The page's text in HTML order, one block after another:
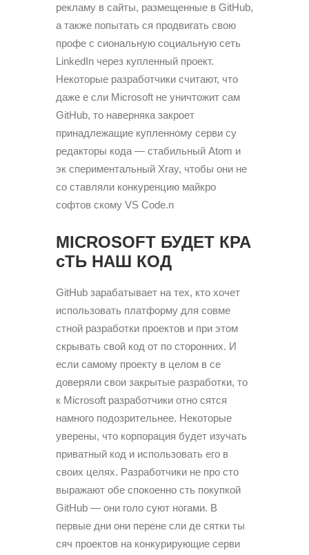
рекламу в сайты, размещенные в GitHub,
а также попытать ся продвигать свою
профе с сиональную социальную сеть
LinkedIn через купленный проект.
Некоторые разработчики считают, что
даже е сли Microsoft не уничтожит сам
GitHub, то наверняка закроет
принадлежащие купленному серви су
редакторы кода — стабильный Atom и
эк спериментальный Xray, чтобы они не
со ставляли конкуренцию майкро
софтов скому VS Code.n
MICROSOFT БУДЕТ КРА
сТЬ НАШ КОД
GitHub зарабатывает на тех, кто хочет
использовать платформу для совме
стной разработки проектов и при этом
скрывать свой код от по сторонних. И
если самому проекту в целом в се
доверяли свои закрытые разработки, то
к Microsoft разработчики отно сятся
намного подозрительнее. Некоторые
уверены, что корпорация будет изучать
приватный код и использовать его в
своих целях. Разработчики не про сто
выражают обе спокоенно сть покупкой
GitHub — они голо суют ногами. В
первые дни они перене сли де сятки ты
сяч проектов на конкурирующие серви